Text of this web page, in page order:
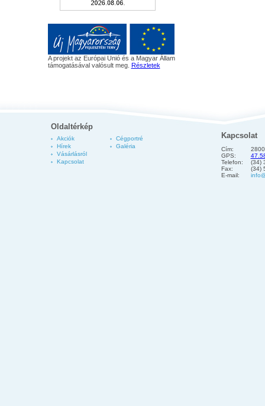
A projekt az Európai Unió és a Magyar Állam
támogatásával valósult meg. Részletek
Oldaltérkép
Akciók
Hírek
Vásárlásról
Kapcsolat
Cégportré
Galéria
Kapcsolat
Cím:
GPS:
Telefon:
(34)
Fax:
(34)
E-mail: